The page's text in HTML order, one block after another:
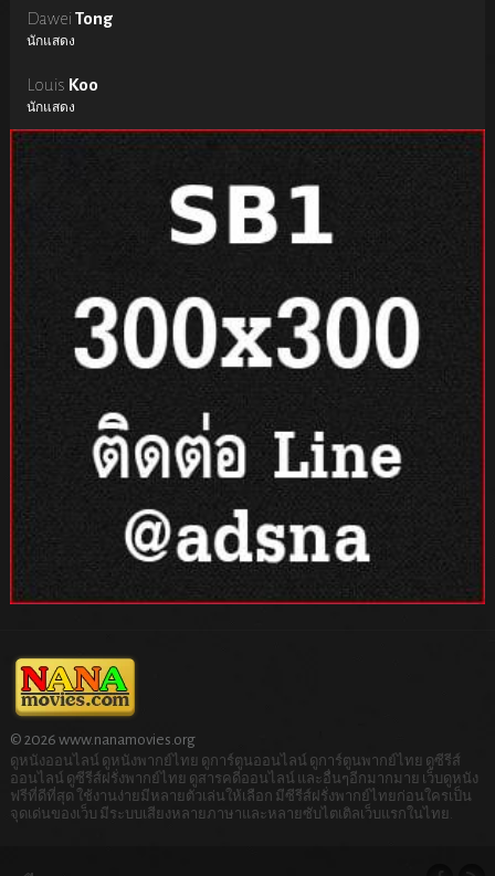
Dawei Tong
นักแสดง
Louis Koo
นักแสดง
© 2026 www.nanamovies.org
ดูหนังออนไลน์ ดูหนังพากย์ไทย ดูการ์ตูนออนไลน์ ดูการ์ตูนพากย์ไทย ดูซีรีส์
ออนไลน์ ดูซีรีส์ฝรั่งพากย์ไทย ดูสารคดีออนไลน์ และอื่นๆอีกมากมาย เว็บดูหนัง
ฟรีที่ดีที่สุด ใช้งานง่ายมีหลายตัวเล่นให้เลือก มีซีรีส์ฝรั่งพากย์ไทยก่อนใครเป็น
จุดเด่นของเว็บ มีระบบเสียงหลายภาษาและหลายซับไตเติลเว็บแรกในไทย.